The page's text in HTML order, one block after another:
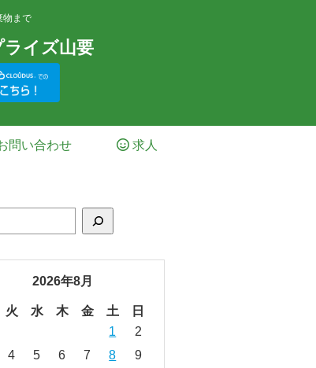
物まで
イズ山要
問い合わせ 求人
2026年8月
火 水 木 金 土
日
1
2
4 5 6 7 8
9